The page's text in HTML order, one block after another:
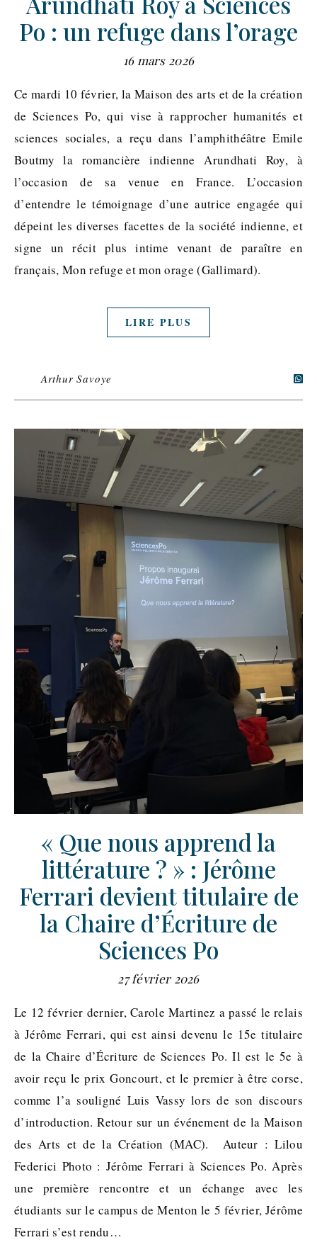
Po : un refuge dans l’orage
16 mars 2026
Ce mardi 10 février, la Maison des arts et de la création
de Sciences Po, qui vise à rapprocher humanités et
sciences sociales, a reçu dans l’amphithéâtre Emile
Boutmy la romancière indienne Arundhati Roy, à
l’occasion de sa venue en France. L’occasion
d’entendre le témoignage d’une autrice engagée qui
dépeint les diverses facettes de la société indienne, et
signe un récit plus intime venant de paraître en
français, Mon refuge et mon orage (Gallimard).
LIRE PLUS
Arthur Savoye
« Que nous apprend la
littérature ? » : Jérôme
Ferrari devient titulaire de
la Chaire d’Écriture de
Sciences Po
27 février 2026
Le 12 février dernier, Carole Martinez a passé le relais
à Jérôme Ferrari, qui est ainsi devenu le 15e titulaire
de la Chaire d’Écriture de Sciences Po. Il est le 5e à
avoir reçu le prix Goncourt, et le premier à être corse,
comme l’a souligné Luis Vassy lors de son discours
d’introduction. Retour sur un événement de la Maison
des Arts et de la Création (MAC). Auteur : Lilou
Federici Photo : Jérôme Ferrari à Sciences Po. Après
une première rencontre et un échange avec les
étudiants sur le campus de Menton le 5 février, Jérôme
Ferrari s’est rendu…